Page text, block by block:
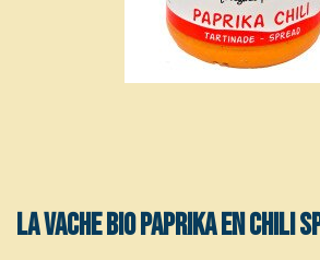
La Vache Bio paprika en chili